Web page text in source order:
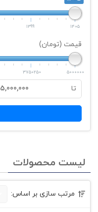
1399 1405
قیمت (تومان)
3750250 5000000
تا 5,000,000
لیست محصولات
مرتب سازی بر اساس: